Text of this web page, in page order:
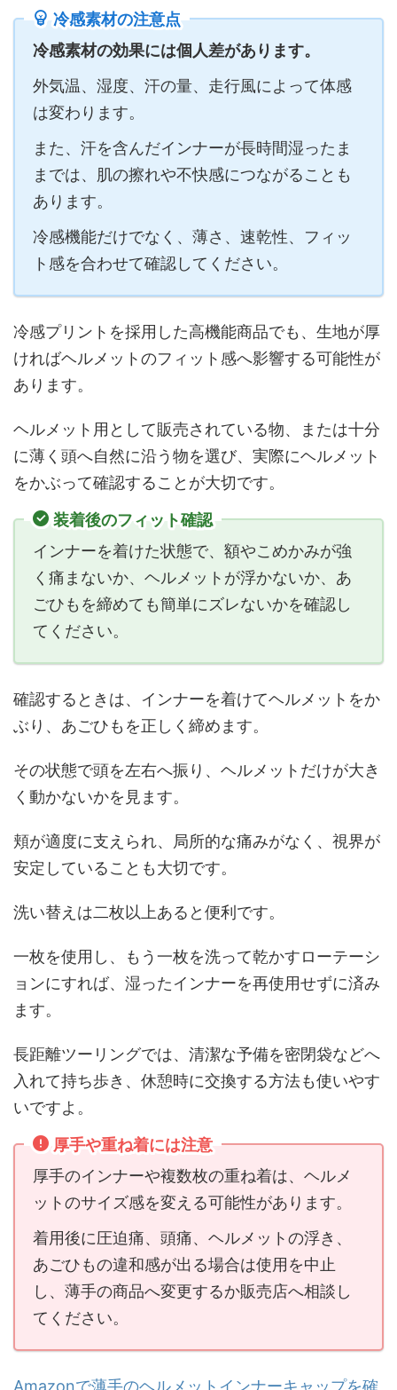
冷感素材の注意点
冷感素材の効果には個人差があります。
外気温、湿度、汗の量、走行風によって体感
は変わります。
また、汗を含んだインナーが長時間湿ったま
までは、肌の擦れや不快感につながることも
あります。
冷感機能だけでなく、薄さ、速乾性、フィッ
ト感を合わせて確認してください。
冷感プリントを採用した高機能商品でも、生地が厚
ければヘルメットのフィット感へ影響する可能性が
あります。
ヘルメット用として販売されている物、または十分
に薄く頭へ自然に沿う物を選び、実際にヘルメット
をかぶって確認することが大切です。
装着後のフィット確認
インナーを着けた状態で、額やこめかみが強
く痛まないか、ヘルメットが浮かないか、あ
ごひもを締めても簡単にズレないかを確認し
てください。
確認するときは、インナーを着けてヘルメットをか
ぶり、あごひもを正しく締めます。
その状態で頭を左右へ振り、ヘルメットだけが大き
く動かないかを見ます。
頬が適度に支えられ、局所的な痛みがなく、視界が
安定していることも大切です。
洗い替えは二枚以上あると便利です。
一枚を使用し、もう一枚を洗って乾かすローテーシ
ョンにすれば、湿ったインナーを再使用せずに済み
ます。
長距離ツーリングでは、清潔な予備を密閉袋などへ
入れて持ち歩き、休憩時に交換する方法も使いやす
いですよ。
厚手や重ね着には注意
厚手のインナーや複数枚の重ね着は、ヘルメ
ットのサイズ感を変える可能性があります。
着用後に圧迫痛、頭痛、ヘルメットの浮き、
あごひもの違和感が出る場合は使用を中止
し、薄手の商品へ変更するか販売店へ相談し
てください。
Amazonで薄手のヘルメットインナーキャップを確